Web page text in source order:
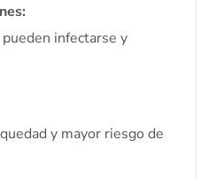
infectarse y
y mayor riesgo de